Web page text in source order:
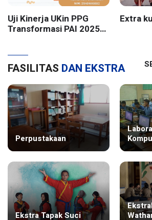
Uji Kinerja UKin PPG
Transformasi PAI 2025
Extra
FASILITAS DAN EKSTRA
Perpustakaan
Ekstra Tapak Suci